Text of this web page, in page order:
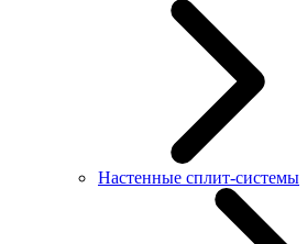
Настенные сплит-системы